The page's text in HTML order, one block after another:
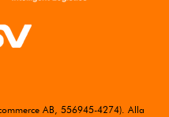
AB, 556945-4274). Alla